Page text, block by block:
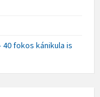
fokos kánikula is